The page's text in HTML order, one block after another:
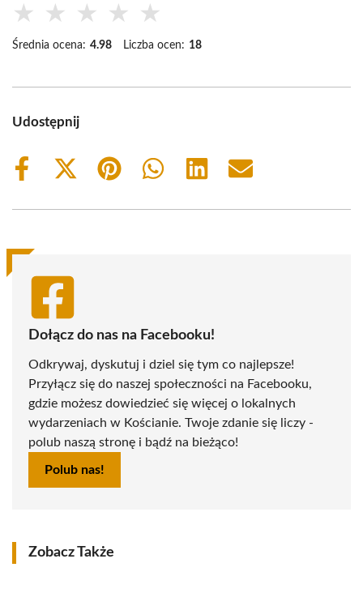
★ ★ ★ ★ ★
Średnia ocena: 4.98 Liczba ocen: 18
Udostępnij
Share
Share
(Twitter)
Share
Share
Share
Share
Dołącz do nas na Facebooku!
Odkrywaj, dyskutuj i dziel się tym co najlepsze!
Przyłącz się do naszej społeczności na Facebooku,
gdzie możesz dowiedzieć się więcej o lokalnych
wydarzeniach w Kościanie. Twoje zdanie się liczy -
polub naszą stronę i bądź na bieżąco!
Polub nas!
Zobacz Także